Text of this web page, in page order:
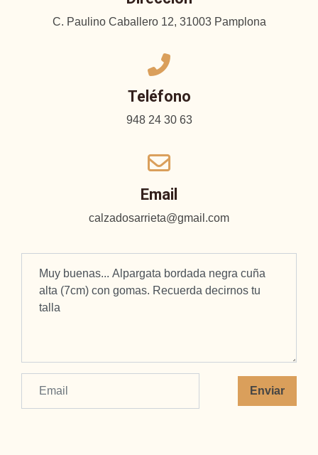
C. Paulino Caballero 12, 31003 Pamplona
Teléfono
948 24 30 63
Email
calzadosarrieta@gmail.com
Enviar